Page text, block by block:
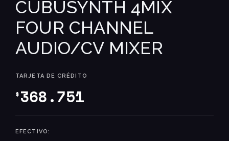
CUBUSYNTH 4MIX
FOUR CHANNEL
AUDIO/CV MIXER
$368.751
TARJETA DE CRÉDITO
EFECTIVO: